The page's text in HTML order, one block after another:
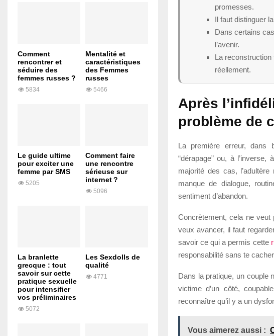
promesses.
Il faut distinguer
Dans certains
l’avenir.
La reconstruction
réellement.
Après
problème de
La première erreur, dans
“dérapage” ou, à
majorité des cas,
manque de dialogue,
sentiment d’abandon.
Concrètement, cela ne
veux avancer, il faut
savoir ce qui a permis cette
responsabilité sans te
Dans la pratique, un couple
victime d’un côté,
reconnaître qu’il y a un
Vous aimerez aussi :
Comment
rencontrer et
séduire des
femmes russes ?
5834
Mentalité et
caractéristiques
des Femmes
russes
5466
Le guide ultime
pour exciter une
femme par SMS
5205
Comment faire
une rencontre
sérieuse sur
internet ?
5096
La branlette
grecque : tout
savoir sur cette
pratique sexuelle
pour intensifier
vos préliminaires
5072
Les Sexdolls de
qualité
4771